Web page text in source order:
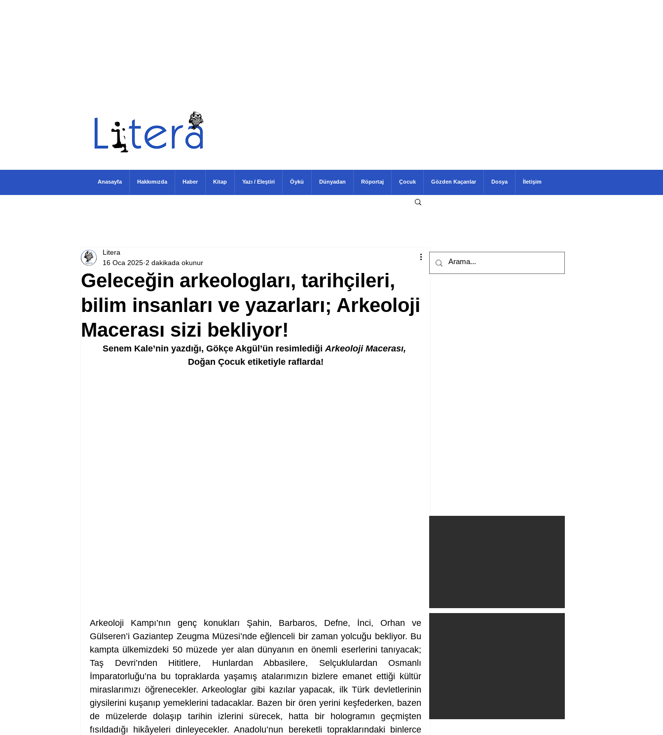
Geleceğin arkeologları, tarihçileri,
bilim insanları ve yazarları; Arkeoloji
Macerası sizi bekliyor!
Litera
16 Oca 2025 2 dakikada okunur
Senem Kale’nin yazdığı, Gökçe Akgül’ün resimlediği Arkeoloji Macerası,
Doğan Çocuk etiketiyle raflarda!
Arkeoloji Kampı’nın genç konukları Şahin, Barbaros, Defne, İnci, Orhan ve
Gülseren’i Gaziantep Zeugma Müzesi’nde eğlenceli bir zaman yolcuğu bekliyor. Bu
kampta ülkemizdeki 50 müzede yer alan dünyanın en önemli eserlerini tanıyacak;
Taş Devri’nden Hititlere, Hunlardan Abbasilere, Selçuklulardan Osmanlı
İmparatorluğu’na bu topraklarda yaşamış atalarımızın bizlere emanet ettiği kültür
miraslarımızı öğrenecekler. Arkeologlar gibi kazılar yapacak, ilk Türk devletlerinin
giysilerini kuşanıp yemeklerini tadacaklar. Bazen bir ören yerini keşfederken, bazen
de müzelerde dolaşıp tarihin izlerini sürecek, hatta bir hologramın geçmişten
fısıldadığı hikâyeleri dinleyecekler. Anadolu’nun bereketli topraklarındaki binlerce
Anasayfa Hakkımızda Haber Kitap Yazı / Eleştiri Öykü Dünyadan Röportaj Çocuk Gözden Kaçanlar Dosya İletişim